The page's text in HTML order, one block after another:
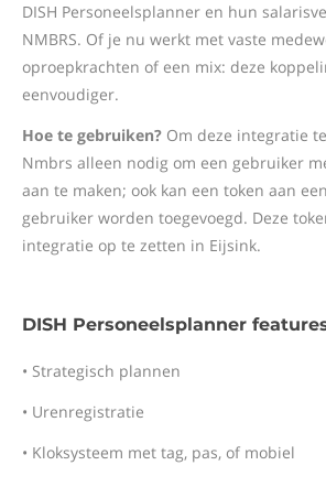
DISH Personeelsplanner en hun
NMBRS. Of je nu werkt met vaste
oproepkrachten of een mix: deze
eenvoudiger.
Hoe te gebruiken? Om deze integratie
Nmbrs alleen nodig om een gebruiker
aan te maken; ook kan een token aan
gebruiker worden toegevoegd. Deze
integratie op te zetten in Eijsink.
DISH Personeelsplanner
• Strategisch plannen
• Urenregistratie
• Kloksysteem met tag, pas, of mobiel